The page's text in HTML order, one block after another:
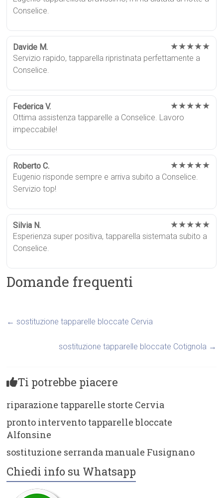
Conselice.
Davide M. ★★★★★
Servizio rapido, tapparella ripristinata perfettamente a
Conselice.
Federica V. ★★★★★
Ottima assistenza tapparelle a Conselice. Lavoro
impeccabile!
Roberto C. ★★★★★
Eugenio risponde sempre e arriva subito a Conselice.
Servizio top!
Silvia N. ★★★★★
Esperienza super positiva, tapparella sistemata subito a
Conselice.
Domande frequenti
← sostituzione tapparelle bloccate Cervia
sostituzione tapparelle bloccate Cotignola →
Ti potrebbe piacere
riparazione tapparelle storte Cervia
pronto intervento tapparelle bloccate
Alfonsine
sostituzione serranda manuale Fusignano
Chiedi info su Whatsapp